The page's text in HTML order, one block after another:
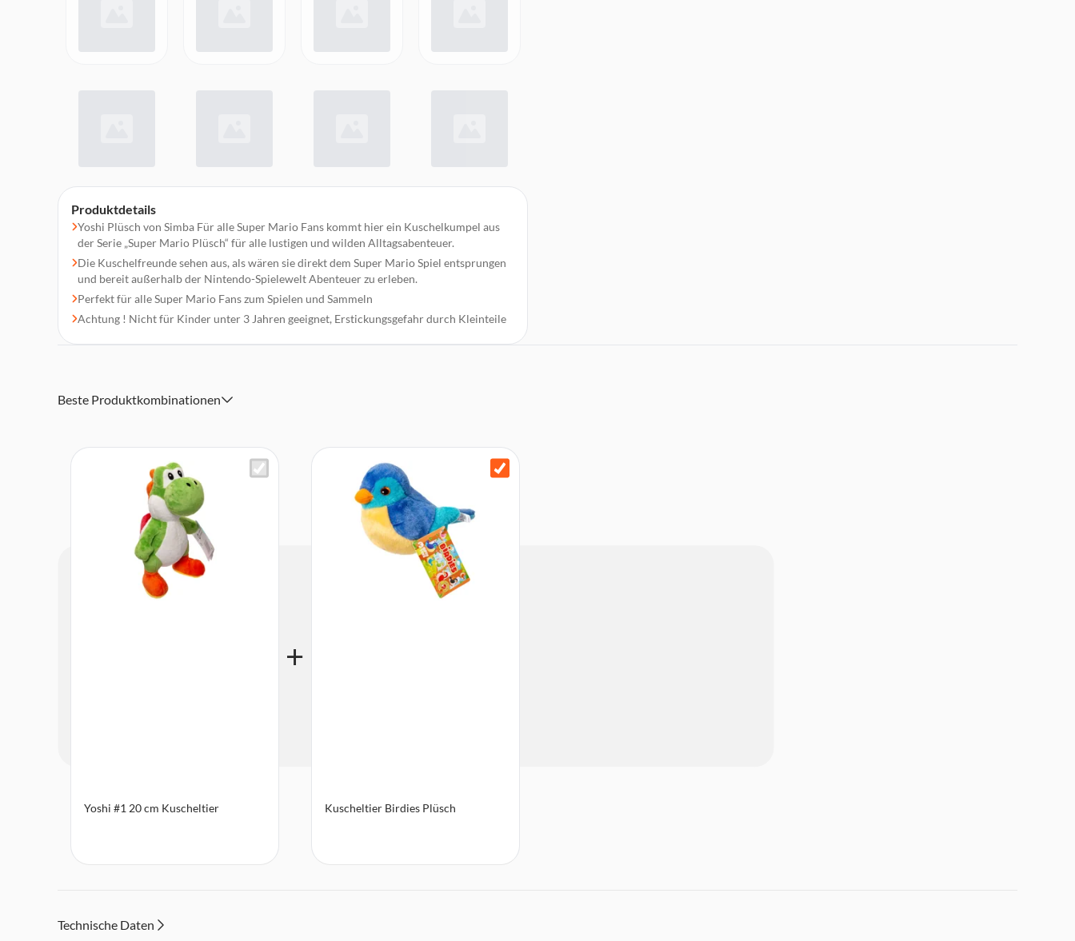
Produktdetails
Yoshi Plüsch von Simba Für alle Super Mario Fans kommt hier ein Kuschelkumpel aus
der Serie „Super Mario Plüsch“ für alle lustigen und wilden Alltagsabenteuer.
Die Kuschelfreunde sehen aus, als wären sie direkt dem Super Mario Spiel entsprungen
und bereit außerhalb der Nintendo-Spielewelt Abenteuer zu erleben.
Perfekt für alle Super Mario Fans zum Spielen und Sammeln
Achtung ! Nicht für Kinder unter 3 Jahren geeignet, Erstickungsgefahr durch Kleinteile
Beste Produktkombinationen
Yoshi #1 20 cm Kuscheltier Kuscheltier Birdies Plüsch
Technische Daten